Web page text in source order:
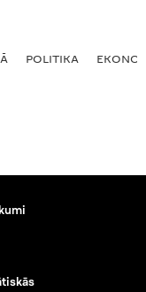
POLITIKA